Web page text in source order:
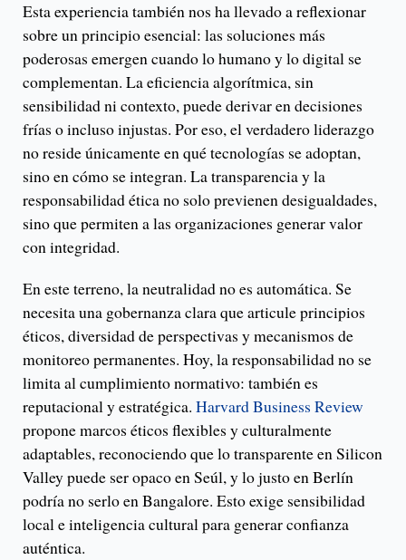
Esta experiencia también nos ha llevado a reflexionar
sobre un principio esencial: las soluciones más
poderosas emergen cuando lo humano y lo digital se
complementan. La eficiencia algorítmica, sin
sensibilidad ni contexto, puede derivar en decisiones
frías o incluso injustas. Por eso, el verdadero liderazgo
no reside únicamente en qué tecnologías se adoptan,
sino en cómo se integran. La transparencia y la
responsabilidad ética no solo previenen desigualdades,
sino que permiten a las organizaciones generar valor
con integridad.
En este terreno, la neutralidad no es automática. Se
necesita una gobernanza clara que articule principios
éticos, diversidad de perspectivas y mecanismos de
monitoreo permanentes. Hoy, la responsabilidad no se
limita al cumplimiento normativo: también es
reputacional y estratégica. Harvard Business Review
propone marcos éticos flexibles y culturalmente
adaptables, reconociendo que lo transparente en Silicon
Valley puede ser opaco en Seúl, y lo justo en Berlín
podría no serlo en Bangalore. Esto exige sensibilidad
local e inteligencia cultural para generar confianza
auténtica.